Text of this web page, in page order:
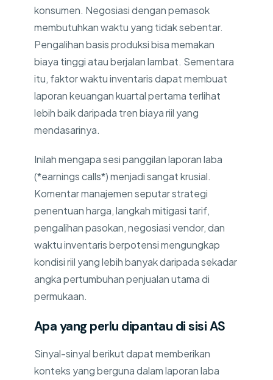
konsumen. Negosiasi dengan pemasok
membutuhkan waktu yang tidak sebentar.
Pengalihan basis produksi bisa memakan
biaya tinggi atau berjalan lambat. Sementara
itu, faktor waktu inventaris dapat membuat
laporan keuangan kuartal pertama terlihat
lebih baik daripada tren biaya riil yang
mendasarinya.
Inilah mengapa sesi panggilan laporan laba
(*earnings calls*) menjadi sangat krusial.
Komentar manajemen seputar strategi
penentuan harga, langkah mitigasi tarif,
pengalihan pasokan, negosiasi vendor, dan
waktu inventaris berpotensi mengungkap
kondisi riil yang lebih banyak daripada sekadar
angka pertumbuhan penjualan utama di
permukaan.
Apa yang perlu dipantau di sisi AS
Sinyal-sinyal berikut dapat memberikan
konteks yang berguna dalam laporan laba